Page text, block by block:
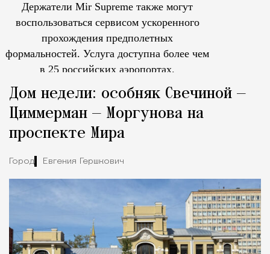
Держатели Mir Supreme также могут
воспользоваться сервисом ускоренного
прохождения предполетных
формальностей. Услуга доступна более чем
в 25 российских аэропортах.
Дом недели: особняк Свечиной —
Циммерман — Моргунова на
проспекте Мира
Город Евгения Гершкович